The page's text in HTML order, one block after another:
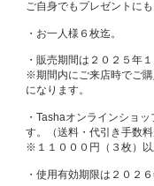
ご自身でもプレゼントにも
・お一人様６枚迄。
・販売期間は２０２５年
※期間内にご来店時でご購
になります。
・Tashaオンラインショ
す。（送料・代引き手数料
※１１０００円（３枚）以
・使用有効期限は２０２